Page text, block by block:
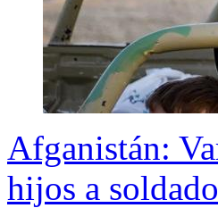
Afganistán:
hijos a